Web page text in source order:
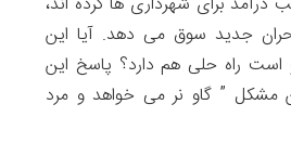
جدید سوق می دهد. آیا این
راه حلی هم دارد؟ پاسخ این
مشکل ” گاو نر می خواهد و مرد